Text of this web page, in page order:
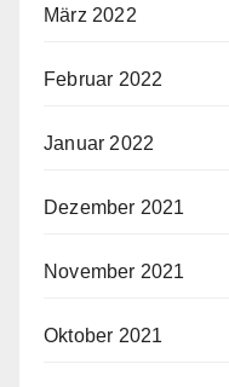
März 2022
Februar 2022
Januar 2022
Dezember 2021
November 2021
Oktober 2021